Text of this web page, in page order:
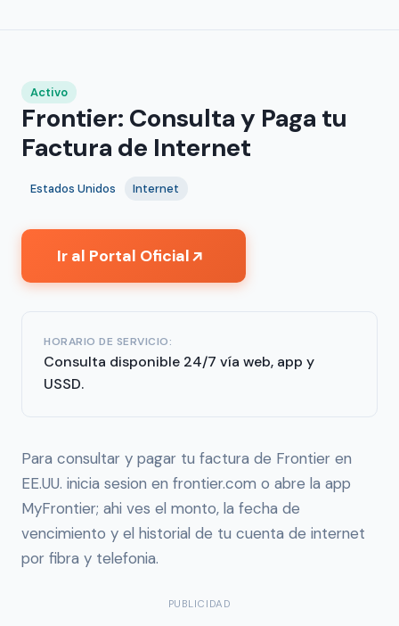
Activo
Frontier: Consulta y Paga tu
Factura de Internet
Estados Unidos Internet
Ir al Portal Oficial↗
HORARIO DE SERVICIO:
Consulta disponible 24/7 vía web, app y
USSD.
Para consultar y pagar tu factura de Frontier en
EE.UU. inicia sesion en frontier.com o abre la app
MyFrontier; ahi ves el monto, la fecha de
vencimiento y el historial de tu cuenta de internet
por fibra y telefonia.
PUBLICIDAD